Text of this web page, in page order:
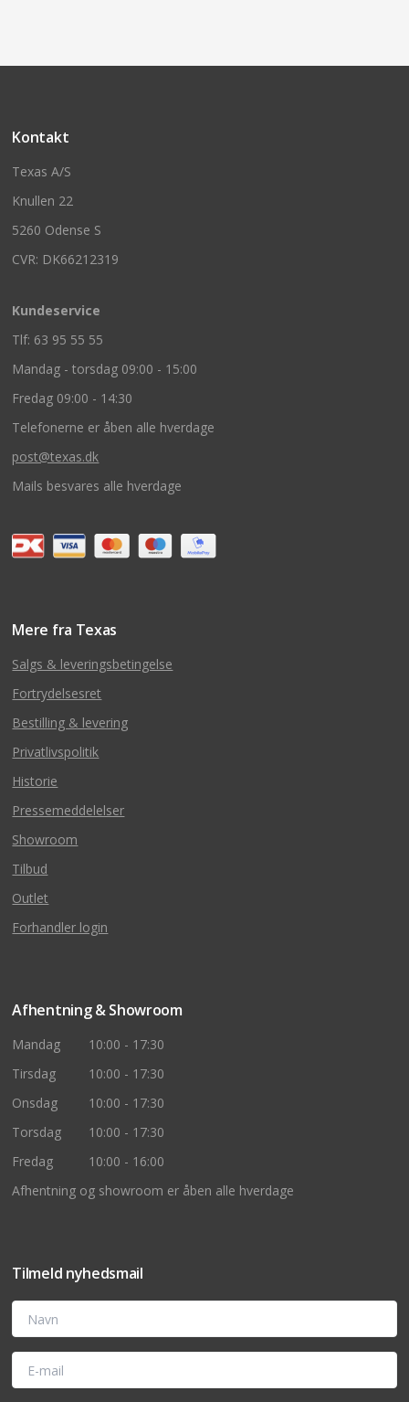
Kontakt
Texas A/S
Knullen 22
5260 Odense S
CVR: DK66212319
Kundeservice
Tlf: 63 95 55 55
Mandag - torsdag 09:00 - 15:00
Fredag 09:00 - 14:30
Telefonerne er åben alle hverdage
post@texas.dk
Mails besvares alle hverdage
Mere fra Texas
Salgs & leveringsbetingelse
Fortrydelsesret
Bestilling & levering
Privatlivspolitik
Historie
Pressemeddelelser
Showroom
Tilbud
Outlet
Forhandler login
Afhentning & Showroom
Mandag
10:00 - 17:30
Tirsdag
10:00 - 17:30
Onsdag
10:00 - 17:30
Torsdag
10:00 - 17:30
Fredag
10:00 - 16:00
Afhentning og showroom er åben alle hverdage
Tilmeld nyhedsmail
Navn
E-mail